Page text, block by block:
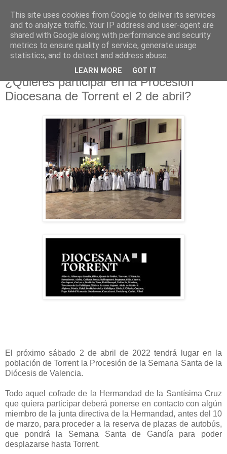
Hermandad de la
Santísima Cruz
¿Quieres participar en la Procesión
Diocesana de Torrent el 2 de abril?
El próximo sábado 2 de abril de 2022 tendrá lugar en la
población de Torrent la Procesión de la Semana Santa de la
Diócesis de Valencia.
Todo aquel cofrade de la Hermandad de la Santísima Cruz
que quiera participar deberá ponerse en contacto con algún
miembro de la junta directiva de la Hermandad, antes del 10
de marzo, para proceder a la reserva de plazas de autobús,
que pondrá la Semana Santa de Gandía para poder
desplazarse hasta Torrent.
This site uses cookies from Google to deliver its services
and to analyze traffic. Your IP address and user-agent are
shared with Google along with performance and security
metrics to ensure quality of service, generate usage
statistics, and to detect and address abuse.
LEARN MORE GOT IT